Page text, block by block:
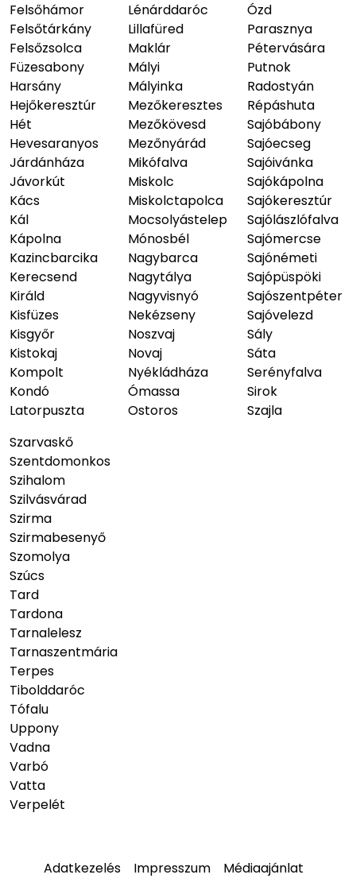
Felsőhámor
Felsőtárkány
Felsőzsolca
Füzesabony
Harsány
Hejőkeresztúr
Hét
Hevesaranyos
Járdánháza
Jávorkút
Kács
Kál
Kápolna
Kazincbarcika
Kerecsend
Királd
Kisfüzes
Kisgyőr
Kistokaj
Kompolt
Kondó
Latorpuszta
Lénárddaróc
Lillafüred
Maklár
Mályi
Mályinka
Mezőkeresztes
Mezőkövesd
Mezőnyárád
Mikófalva
Miskolc
Miskolctapolca
Mocsolyástelep
Mónosbél
Nagybarca
Nagytálya
Nagyvisnyó
Nekézseny
Noszvaj
Novaj
Nyékládháza
Ómassa
Ostoros
Ózd
Parasznya
Pétervására
Putnok
Radostyán
Répáshuta
Sajóbábony
Sajóecseg
Sajóivánka
Sajókápolna
Sajókeresztúr
Sajólászlófalva
Sajómercse
Sajónémeti
Sajópüspöki
Sajószentpéter
Sajóvelezd
Sály
Sáta
Serényfalva
Sirok
Szajla
Szarvaskő
Szentdomonkos
Szihalom
Szilvásvárad
Szirma
Szirmabesenyő
Szomolya
Szúcs
Tard
Tardona
Tarnalelesz
Tarnaszentmária
Terpes
Tibolddaróc
Tófalu
Uppony
Vadna
Varbó
Vatta
Verpelét
Adatkezelés Impresszum Médiaajánlat